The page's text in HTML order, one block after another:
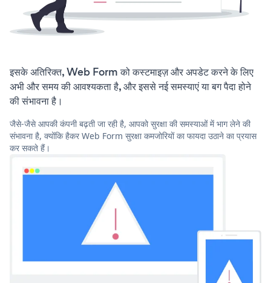
इसके अतिरिक्त, Web Form को कस्टमाइज़ और अपडेट करने के लिए
अभी और समय की आवश्यकता है, और इससे नई समस्याएं या बग पैदा होने
की संभावना है।
जैसे-जैसे आपकी कंपनी बढ़ती जा रही है, आपको सुरक्षा की समस्याओं में भाग लेने की
संभावना है, क्योंकि हैकर Web Form सुरक्षा कमजोरियों का फायदा उठाने का प्रयास
कर सकते हैं।